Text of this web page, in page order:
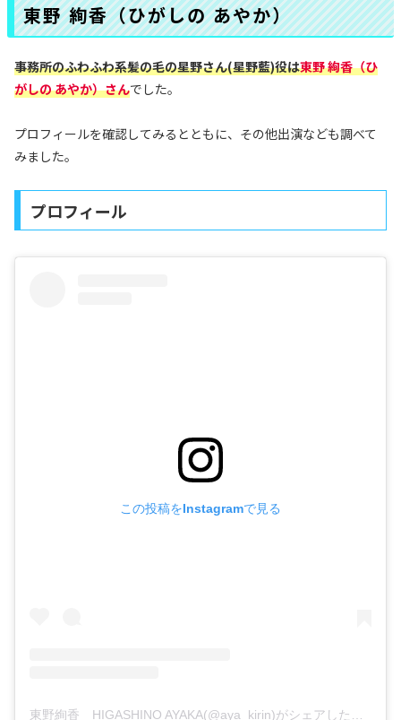
東野 絢香‬（ひがしの あやか）
事務所のふわふわ系髪の毛の星野さん(星野藍)役は東野 絢香‬（ひ
がしの あやか）さんでした。
プロフィールを確認してみるとともに、その他出演なども調べて
みました。
プロフィール
この投稿をInstagramで見る